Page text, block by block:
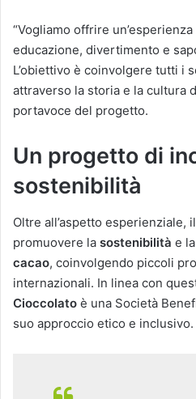
“Vogliamo offrire
educazione, divertimento e
L’obiettivo è coinvolgere tutti i
attraverso la storia e la cultura
portavoce del progetto.
Un progetto di
sostenibilità
Oltre all’aspetto esperienziale,
promuovere la sostenibilità e la
cacao, coinvolgendo piccoli
internazionali. In linea con
Cioccolato è una Società
suo approccio etico e inclusivo.